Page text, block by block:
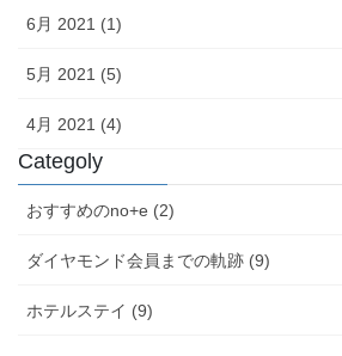
6月 2021 (1)
5月 2021 (5)
4月 2021 (4)
Categoly
おすすめのno+e (2)
ダイヤモンド会員までの軌跡 (9)
ホテルステイ (9)